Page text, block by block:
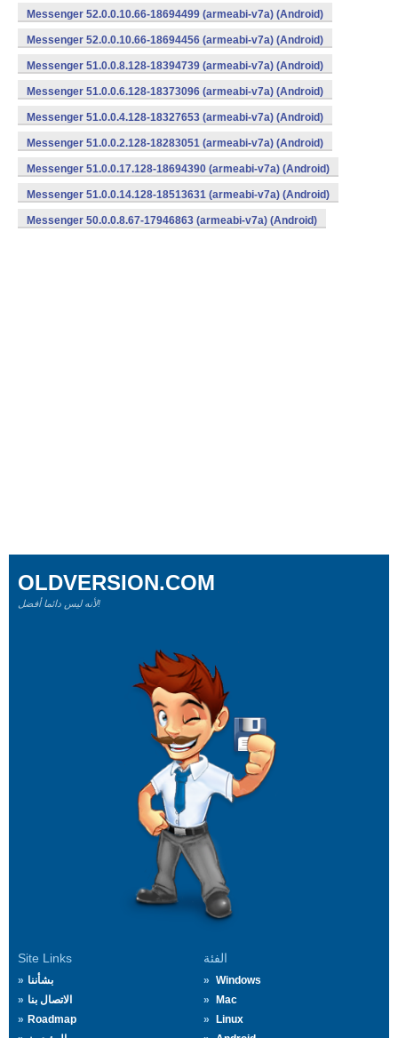
Messenger 52.0.0.10.66-18694499 (armeabi-v7a) (Android)
Messenger 52.0.0.10.66-18694456 (armeabi-v7a) (Android)
Messenger 51.0.0.8.128-18394739 (armeabi-v7a) (Android)
Messenger 51.0.0.6.128-18373096 (armeabi-v7a) (Android)
Messenger 51.0.0.4.128-18327653 (armeabi-v7a) (Android)
Messenger 51.0.0.2.128-18283051 (armeabi-v7a) (Android)
Messenger 51.0.0.17.128-18694390 (armeabi-v7a) (Android)
Messenger 51.0.0.14.128-18513631 (armeabi-v7a) (Android)
Messenger 50.0.0.8.67-17946863 (armeabi-v7a) (Android)
Site Links
بشأننا
الاتصال بنا
Roadmap
الفئة
Windows
Mac
Linux
OLDVERSION.COM
لأنه ليس دائما أفضل!